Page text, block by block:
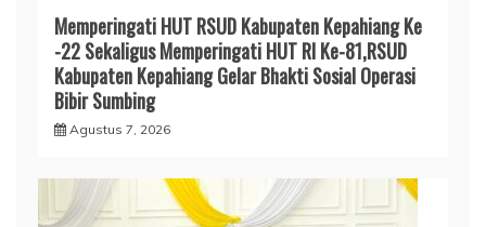
Memperingati HUT RSUD Kabupaten Kepahiang Ke
-22 Sekaligus Memperingati HUT RI Ke-81,RSUD
Kabupaten Kepahiang Gelar Bhakti Sosial Operasi
Bibir Sumbing
Agustus 7, 2026